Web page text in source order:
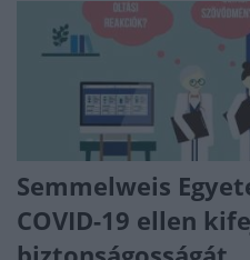
Semmelweis
COVID-19 ellen